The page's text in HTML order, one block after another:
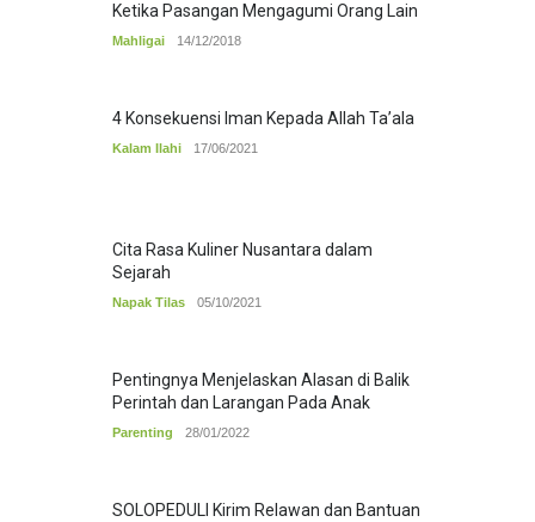
Ketika Pasangan Mengagumi Orang Lain
Mahligai 14/12/2018
4 Konsekuensi Iman Kepada Allah Ta’ala
Kalam Ilahi 17/06/2021
Cita Rasa Kuliner Nusantara dalam
Sejarah
Napak Tilas 05/10/2021
Pentingnya Menjelaskan Alasan di Balik
Perintah dan Larangan Pada Anak
Parenting 28/01/2022
SOLOPEDULI Kirim Relawan dan Bantuan